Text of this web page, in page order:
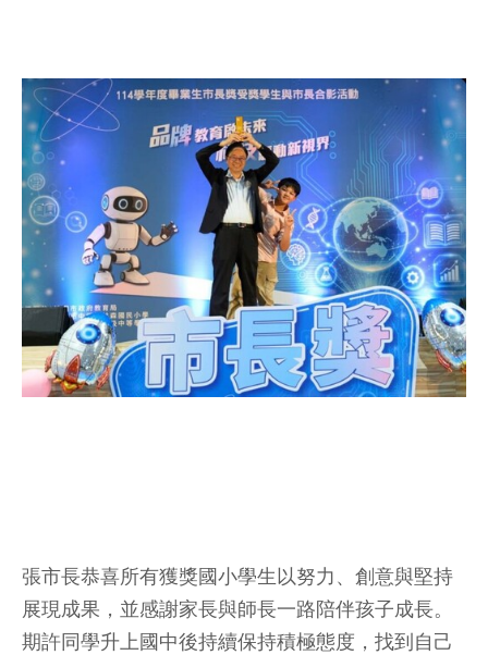
張市長恭喜所有獲獎國小學生以努力、創意與堅持
展現成果，並感謝家長與師長一路陪伴孩子成長。
期許同學升上國中後持續保持積極態度，找到自己